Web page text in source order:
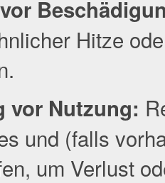
Hitze
vor Nutzung:
und (falls
um Verlust